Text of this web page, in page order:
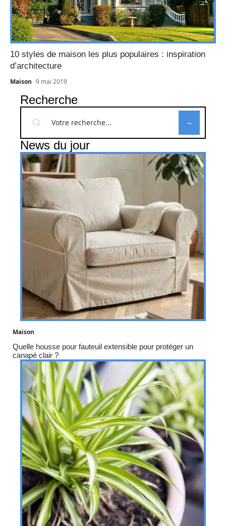
10 styles de maison les plus populaires : inspiration
d’architecture
Maison 9 mai 2019
Recherche
News du jour
Maison
Quelle housse pour fauteuil extensible pour protéger un
canapé clair ?